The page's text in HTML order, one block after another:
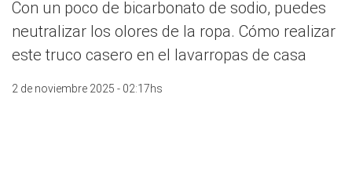
Con un poco de bicarbonato de sodio, puedes
neutralizar los olores de la ropa. Cómo realizar
este truco casero en el lavarropas de casa
2 de noviembre 2025 - 02:17hs